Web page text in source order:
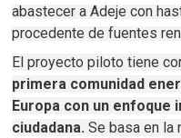
abastecer a Adeje con
procedente de fuentes
El proyecto piloto tiene
primera comunidad
Europa con un enfoque
ciudadana.Se basa en la